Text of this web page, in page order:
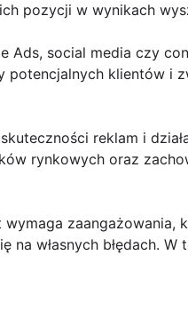
pozycji w wynikach
Ads, social media czy
potencjalnych klientów i
reklam i
rynkowych oraz
zaangażowania,
własnych błędach. W